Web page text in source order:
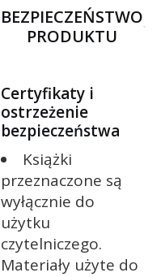
BEZPIECZEŃSTWO
PRODUKTU
Certyfikaty i
ostrzeżenie
bezpieczeństwa
Książki
przeznaczone są
wyłącznie do
użytku
czytelniczego.
Materiały użyte do